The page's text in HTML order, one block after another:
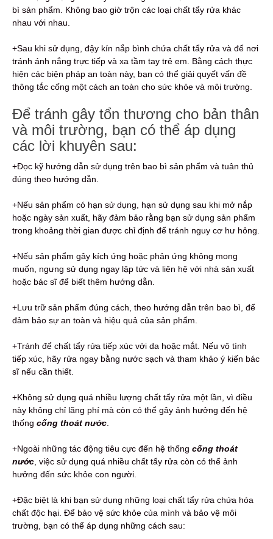
bì sản phẩm. Không bao giờ trộn các loại chất tẩy rửa khác
nhau với nhau.
+Sau khi sử dụng, đậy kín nắp bình chứa chất tẩy rửa và để nơi
tránh ánh nắng trực tiếp và xa tầm tay trẻ em. Bằng cách thực
hiện các biện pháp an toàn này, bạn có thể giải quyết vấn đề
thông tắc cống một cách an toàn cho sức khỏe và môi trường.
Để tránh gây tổn thương cho bản thân
và môi trường, bạn có thể áp dụng
các lời khuyên sau:
+Đọc kỹ hướng dẫn sử dụng trên bao bì sản phẩm và tuân thủ
đúng theo hướng dẫn.
+Nếu sản phẩm có hạn sử dụng, hạn sử dụng sau khi mở nắp
hoặc ngày sản xuất, hãy đảm bảo rằng bạn sử dụng sản phẩm
trong khoảng thời gian được chỉ định để tránh nguy cơ hư hỏng.
+Nếu sản phẩm gây kích ứng hoặc phản ứng không mong
muốn, ngưng sử dụng ngay lập tức và liên hệ với nhà sản xuất
hoặc bác sĩ để biết thêm hướng dẫn.
+Lưu trữ sản phẩm đúng cách, theo hướng dẫn trên bao bì, để
đảm bảo sự an toàn và hiệu quả của sản phẩm.
+Tránh để chất tẩy rửa tiếp xúc với da hoặc mắt. Nếu vô tình
tiếp xúc, hãy rửa ngay bằng nước sạch và tham khảo ý kiến bác
sĩ nếu cần thiết.
+Không sử dụng quá nhiều lượng chất tẩy rửa một lần, vì điều
này không chỉ lãng phí mà còn có thể gây ảnh hưởng đến hệ
thống cống thoát nước
+Ngoài những tác động tiêu cực đến hệ thống cống thoát
nước , việc sử dụng quá nhiều chất tẩy rửa còn có thể ảnh
hưởng đến sức khỏe con người.
+Đặc biệt là khi bạn sử dụng những loại chất tẩy rửa chứa hóa
chất độc hại. Để bảo vệ sức khỏe của mình và bảo vệ môi
trường, bạn có thể áp dụng những cách sau: